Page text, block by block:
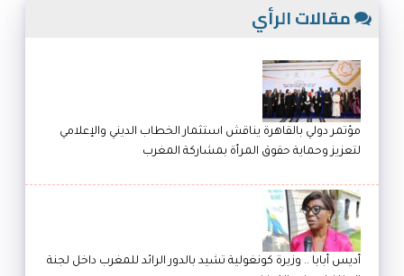
مقالات الرأي
مؤتمر دولي بالقاهرة يناقش استثمار الخطاب الديني والإعلامي
لتعزيز وحماية حقوق المرأة بمشاركة المغرب
أديس أبابا .. وزيرة كونغولية تشيد بالدور الرائد للمغرب داخل لجنة